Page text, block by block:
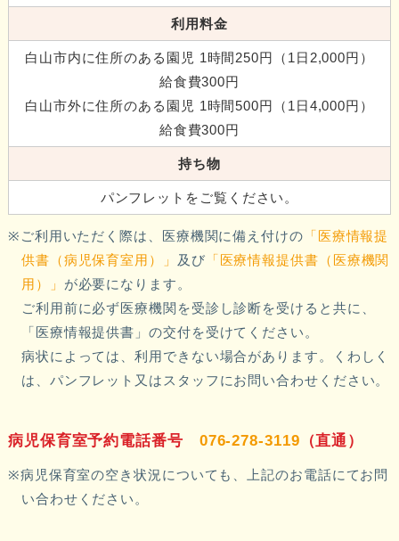
利用料金
白山市内に住所のある園児 1時間250円（1日2,000円）
給食費300円
白山市外に住所のある園児 1時間500円（1日4,000円）
給食費300円
持ち物
パンフレットをご覧ください。
ご利用いただく際は、医療機関に備え付けの 「医療情報提
供書（病児保育室用）」
及び 「医療情報提供書（医療機関
用）」 が必要になります。
ご利用前に必ず医療機関を受診し診断を受けると共に、
「医療情報提供書」の交付を受けてください。
病状によっては、利用できない場合があります。くわしく
は、パンフレット又はスタッフにお問い合わせください。
病児保育室予約電話番号 076-278-3119 （直通）
病児保育室の空き状況についても、上記のお電話にてお問
い合わせください。